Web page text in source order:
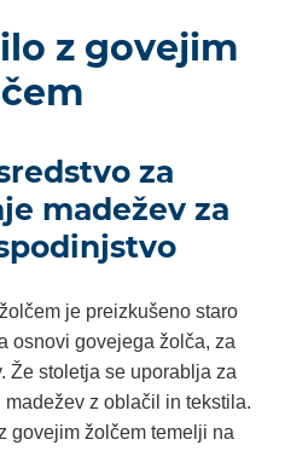
z govejim
za
madežev za
je preizkušeno staro
osnovi govejega žolča, za
Že stoletja se uporablja za
z oblačil in tekstila.
govejim žolčem temelji na